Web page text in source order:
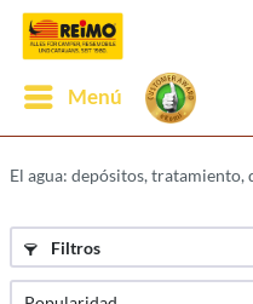
Menú
El agua: depósitos, tratamiento,
Filtros